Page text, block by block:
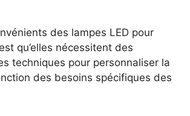
des lampes LED pour
qu’elles nécessitent des
techniques pour personnaliser la
des besoins spécifiques des